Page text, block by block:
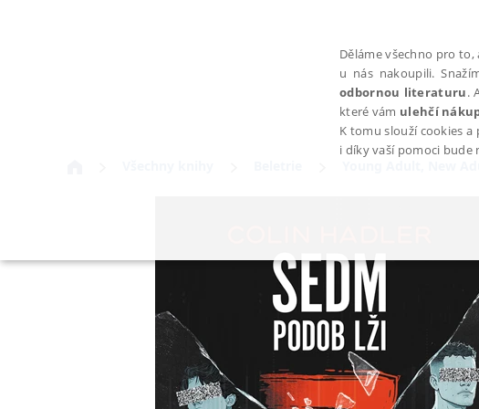
Děláme všechno pro
u nás nakoupili.
odbornou literaturu.
které vám ulehčí
K tomu slouží cookies
i díky vaší pomoci bude
NEZBYTNÉ
Nezbytné
Nezbytně nutné soubory cookie umožňují základní funkce webových stránek,
Provider /